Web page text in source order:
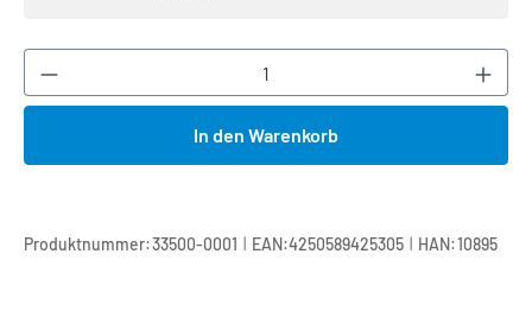
Produkt Anzahl: Gib den gewünschten
In den Warenkorb
Produktnummer:33500-0001 | EAN:4250589425305 | HAN:10895